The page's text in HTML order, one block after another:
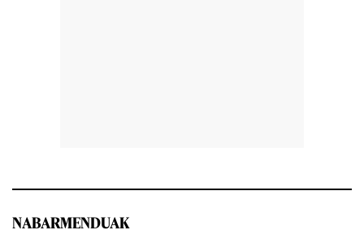
NABARMENDUAK